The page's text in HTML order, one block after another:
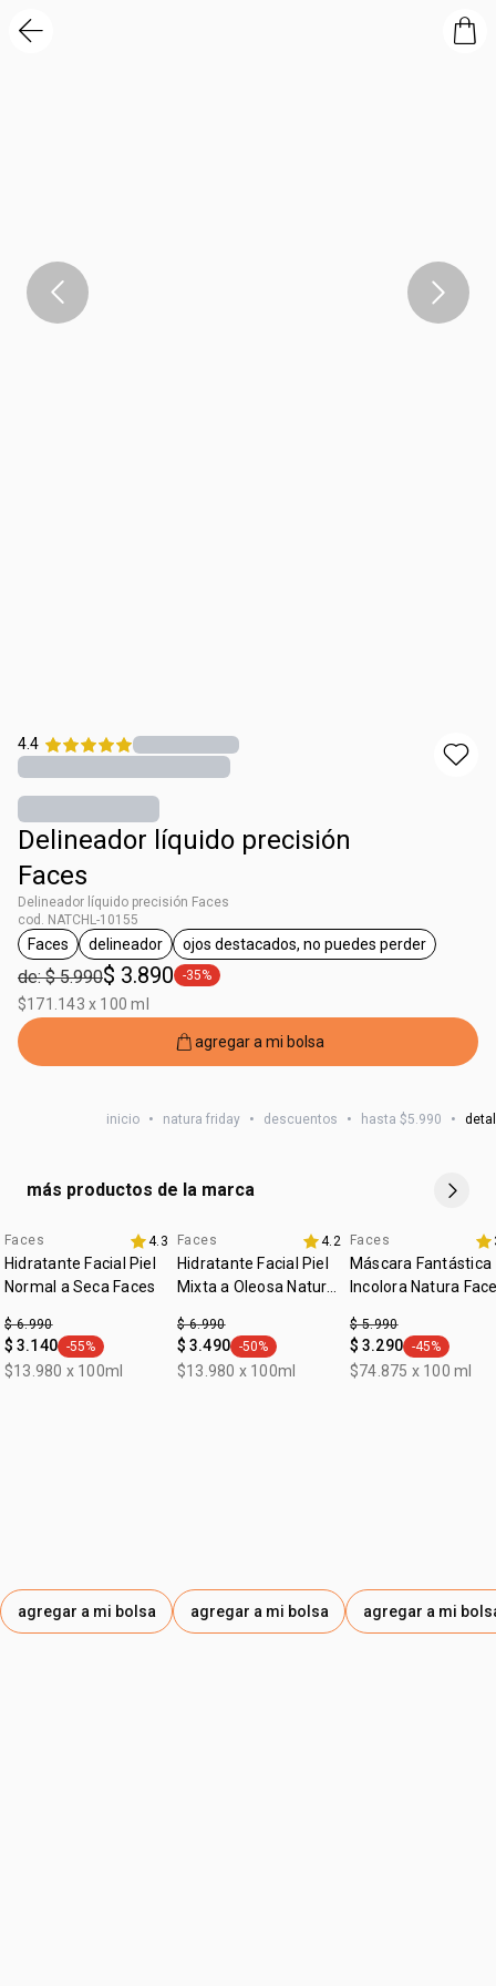
4.4
Delineador líquido precisión
Faces
Delineador líquido precisión Faces
cod. NATCHL-10155
general.tag Faces
Faces
general.tag delineador
delineador
general.tag ojos
ojos destacados, no puedes perder
de: $ 5.990$ 3.890 general.tag -35%
-35%
$171.143 x 100 ml
agregar a mi bolsa
inicio • natura friday • descuentos • hasta $5.990 •
más productos de la marca
aniversario
Faces 4.3
Hidratante Facial Piel
Normal a Seca Faces
$ 6.990
$ 3.140 general.tag -55%
-55%
$13.980 x 100ml
agregar a mi bolsa
aniversario
Faces 4.2
Hidratante Facial Piel
Mixta a Oleosa Natura
$ 6.990
$ 3.490 general.tag -50%
-50%
$13.980 x 100ml
agregar a mi bolsa
Faces
Máscara Fantástica
Incolora Natura
$ 5.990
$ 3.290 general.tag -
-45%
$74.875 x 100 ml
agregar a mi